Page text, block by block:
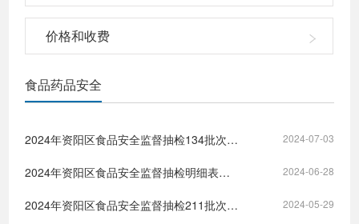
价格和收费
食品药品安全
2024-07-03
2024年资阳区食品安全监督抽检134批次明细表（抽样日期1.22-2.2）
2024-06-28
2024年资阳区食品安全监督抽检明细表（5.13-6.7）
2024-05-29
2024年资阳区食品安全监督抽检211批次明细表（抽样日期4.15-4.26）